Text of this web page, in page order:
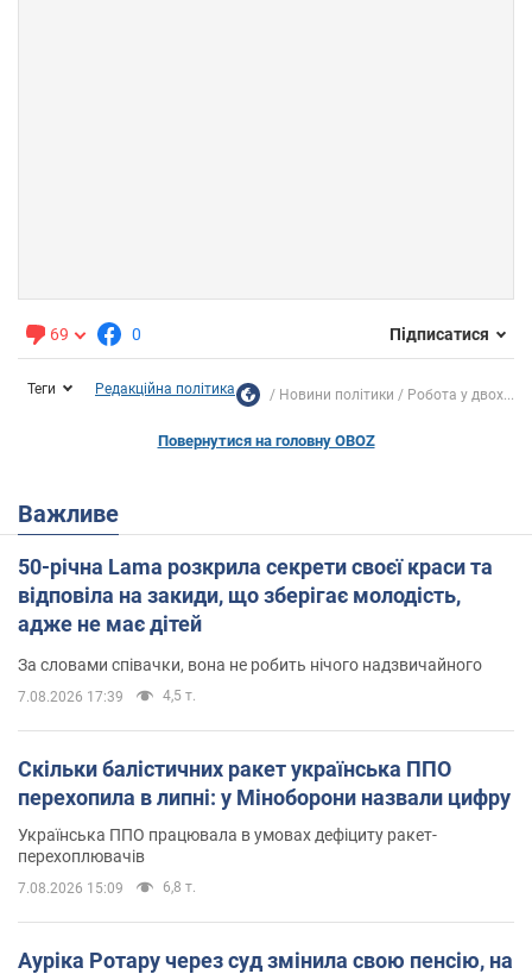
69 0 Підписатися
Теги Редакційна політика Новини політики Робота у двох...
Повернутися на головну OBOZ
Важливе
50-річна Lama розкрила секрети своєї краси та
відповіла на закиди, що зберігає молодість,
адже не має дітей
За словами співачки, вона не робить нічого надзвичайного
7.08.2026 17:39 4,5 т.
Скільки балістичних ракет українська ППО
перехопила в липні: у Міноборони назвали цифру
Українська ППО працювала в умовах дефіциту ракет-
перехоплювачів
7.08.2026 15:09 6,8 т.
Ауріка Ротару через суд змінила свою пенсію, на